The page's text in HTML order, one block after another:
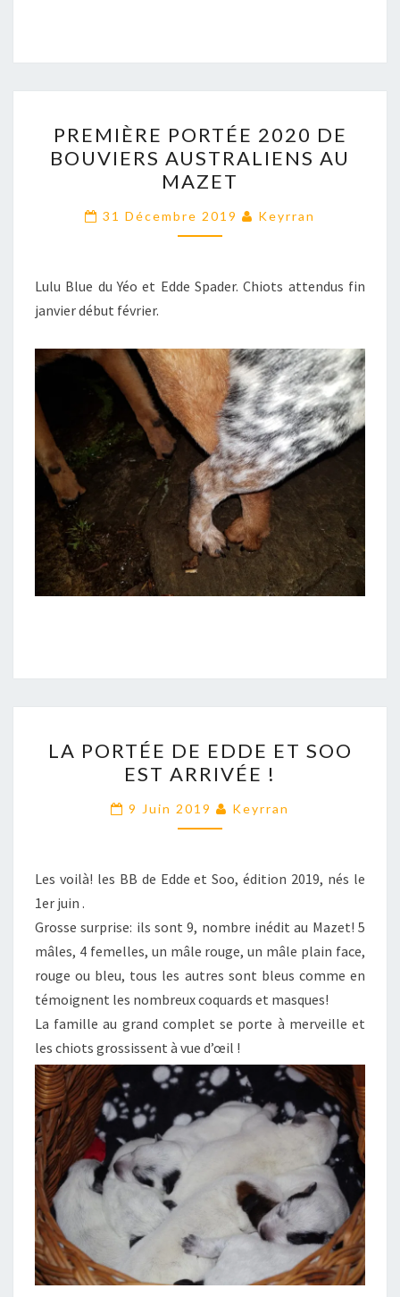
PORTÉE
2020
DE
BOUVIERS
AUSTRALIENS
MAZET
PREMIÈRE PORTÉE 2020 DE
BOUVIERS AUSTRALIENS AU
MAZET
31 Décembre 2019 Keyrran
Lulu Blue du Yéo et Edde Spader. Chiots attendus fin
janvier début février.
PORTÉE
DE
EDDE
ET
EST
!
LA PORTÉE DE EDDE ET SOO
EST ARRIVÉE !
9 Juin 2019 Keyrran
Les voilà! les BB de Edde et Soo, édition 2019, nés le
1er juin .
Grosse surprise: ils sont 9, nombre inédit au Mazet! 5
mâles, 4 femelles, un mâle rouge, un mâle plain face,
rouge ou bleu, tous les autres sont bleus comme en
témoignent les nombreux coquards et masques!
La famille au grand complet se porte à merveille et
les chiots grossissent à vue d’œil !